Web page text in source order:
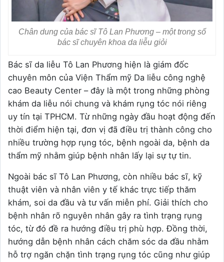
Chân dung của bác sĩ Tô Lan Phương – một trong số
bác sĩ chuyên khoa da liễu giỏi
Bác sĩ da liễu Tô Lan Phương hiện là giám đốc
chuyên môn của Viện Thẩm mỹ Da liễu công nghệ
cao Beauty Center – đây là một trong những phòng
khám da liễu nói chung và khám rụng tóc nói riêng
uy tín tại TPHCM. Từ những ngày đầu hoạt động đến
thời điểm hiện tại, đơn vị đã điều trị thành công cho
nhiều trường hợp rụng tóc, bệnh ngoài da, bệnh da
thẩm mỹ nhằm giúp bệnh nhân lấy lại sự tự tin.
Ngoài bác sĩ Tô Lan Phương, còn nhiều bác sĩ, kỹ
thuật viên và nhân viên y tế khác trực tiếp thăm
khám, soi da đầu và tư vấn miễn phí. Giải thích cho
bệnh nhân rõ nguyên nhân gây ra tình trạng rụng
tóc, từ đó đề ra hướng điều trị phù hợp. Đồng thời,
hướng dẫn bệnh nhân cách chăm sóc da đầu nhằm
hỗ trợ ngăn chặn tình trạng rụng tóc cũng như giúp